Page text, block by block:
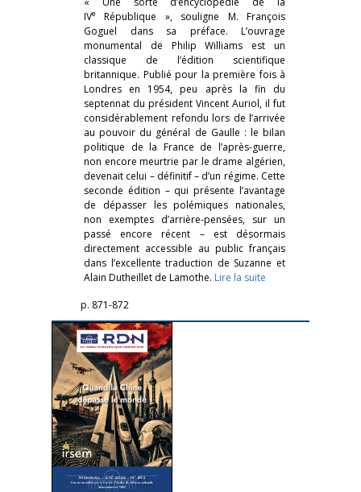
IVe
République », souligne M. François
Goguel dans sa préface. L’ouvrage
monumental de Philip Williams est un
classique de l’édition scientifique
britannique. Publié pour la première fois à
Londres en 1954, peu après la fin du
septennat du président Vincent Auriol, il fut
considérablement refondu lors de l’arrivée
au pouvoir du général de Gaulle : le bilan
politique de la France de l’après-guerre,
non encore meurtrie par le drame algérien,
devenait celui – définitif – d’un régime. Cette
seconde édition – qui présente l’avantage
de dépasser les polémiques nationales,
non exemptes d’arrière-pensées, sur un
passé encore récent – est désormais
directement accessible au public français
dans l’excellente traduction de Suzanne et
Alain Dutheillet de Lamothe. Lire la suite
p. 871-872